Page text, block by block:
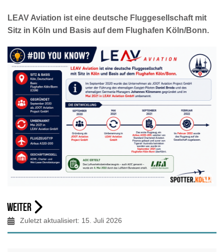
LEAV Aviation ist eine deutsche Fluggesellschaft mit
Sitz in Köln und Basis auf dem Flughafen Köln/Bonn.
Weiter
Zuletzt aktualisiert: 15. Juli 2026